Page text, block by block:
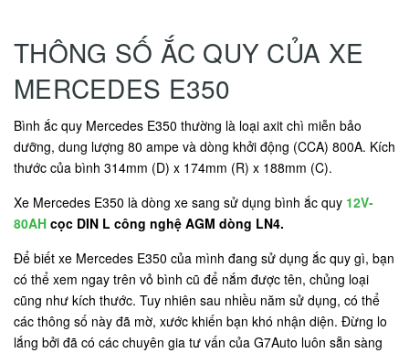
THÔNG SỐ ẮC QUY CỦA XE
MERCEDES E350
Bình ắc quy Mercedes E350 thường là loại axit chì miễn bảo
dưỡng, dung lượng 80 ampe và dòng khởi động (CCA) 800A. Kích
thước của bình 314mm (D) x 174mm (R) x 188mm (C).
Xe Mercedes E350 là dòng xe sang sử dụng bình ắc quy 12V-
80AH cọc DIN L công nghệ AGM dòng LN4.
Để biết xe Mercedes E350 của mình đang sử dụng ắc quy gì, bạn
có thể xem ngay trên vỏ bình cũ để nắm được tên, chủng loại
cũng như kích thước. Tuy nhiên sau nhiều năm sử dụng, có thể
các thông số này đã mờ, xước khiến bạn khó nhận diện. Đừng lo
lắng bởi đã có các chuyên gia tư vấn của G7Auto luôn sẵn sàng